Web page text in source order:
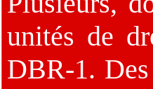
unités de
DBR-1.